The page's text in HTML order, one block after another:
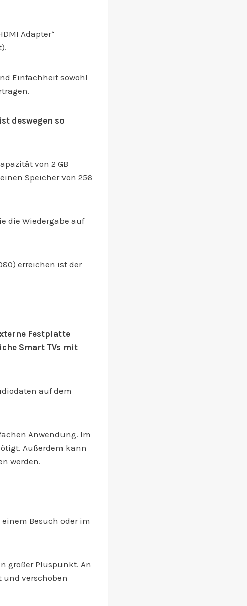
Adapter“
Einfachheit sowohl
deswegen so
von 2 GB
Speicher von 256
die Wiedergabe auf
erreichen ist der
Festplatte
Smart TVs mit
auf dem
Anwendung. Im
Außerdem kann
werden.
Besuch oder im
großer Pluspunkt. An
und verschoben